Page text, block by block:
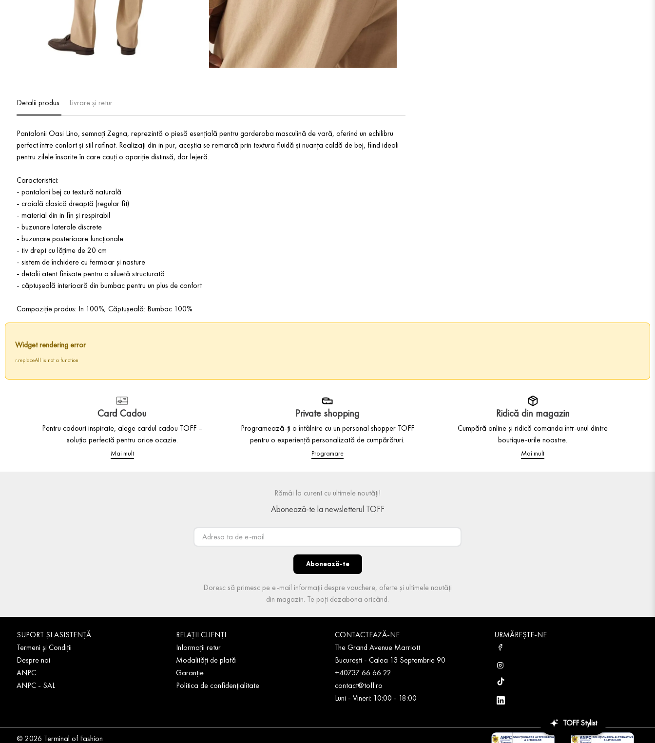
Detalii produs Livrare și retur
Pantalonii Oasi Lino, semnați Zegna, reprezintă o piesă esențială pentru garderoba masculină de vară, oferind un echilibru
perfect între confort și stil rafinat. Realizați din in pur, aceștia se remarcă prin textura fluidă și nuanța caldă de bej, fiind ideali
pentru zilele însorite în care cauți o apariție distinsă, dar lejeră.
Caracteristici:
- pantaloni bej cu textură naturală
- croială clasică dreaptă (regular fit)
- material din in fin și respirabil
- buzunare laterale discrete
- buzunare posterioare funcționale
- tiv drept cu lățime de 20 cm
- sistem de închidere cu fermoar și nasture
- detalii atent finisate pentru o siluetă structurată
- căptușeală interioară din bumbac pentru un plus de confort
Compoziție produs: In 100%; Căptușeală: Bumbac 100%
Widget rendering error
r.replaceAll is not a function
Card Cadou
Pentru cadouri inspirate, alege cardul cadou TOFF –
soluția perfectă pentru orice ocazie.
Mai mult
Private shopping
Programează-ți o întâlnire cu un personal shopper TOFF
pentru o experiență personalizată de cumpărături.
Programare
Ridică din magazin
Cumpără online și ridică comanda într-unul dintre
boutique-urile noastre.
Mai mult
Rămâi la curent cu ultimele noutăți!
Abonează-te la newsletterul TOFF
Abonează-te
Doresc să primesc pe e-mail informații despre vouchere, oferte și ultimele noutăți
din magazin. Te poți dezabona oricând.
SUPORT ȘI ASISTENȚĂ
Termeni și Condiții
Despre noi
ANPC
ANPC - SAL
RELAȚII CLIENȚI
Informații retur
Modalități de plată
Garanție
Politica de confidențialitate
CONTACTEAZĂ-NE
The Grand Avenue Marriott
București - Calea 13 Septembrie 90
+40737 66 66 22
contact@toff.ro
Luni - Vineri: 10:00 - 18:00
URMĂREȘTE-NE
© 2026 Terminal of Fashion
TOFF Stylist